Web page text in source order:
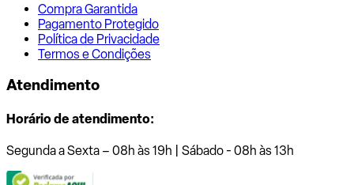
Compra Garantida
Pagamento Protegido
Política de Privacidade
Termos e Condições
Atendimento
Horário de atendimento:
Segunda a Sexta – 08h às 19h | Sábado - 08h às 13h